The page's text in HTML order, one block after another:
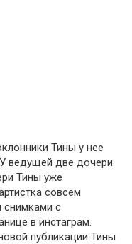
Тины у нее
У ведущей две дочери
Тины уже
совсем
снимками с
в инстаграм.
публикации Тины